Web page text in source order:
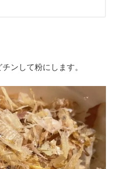
ンして粉にします。